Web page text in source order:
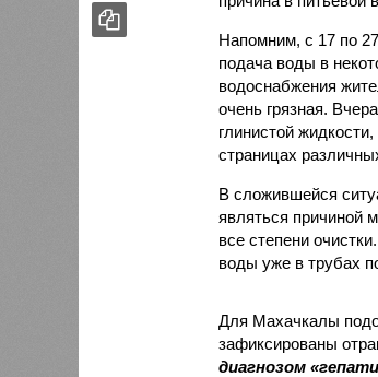
Напомним, с 17 по
подача воды в
водоснабжения
очень грязная.
глинистой
страницах
В сложившейся
являться причиной
все степени
воды уже в трубах
Для Махачкалы
зафиксированы
диагнозом